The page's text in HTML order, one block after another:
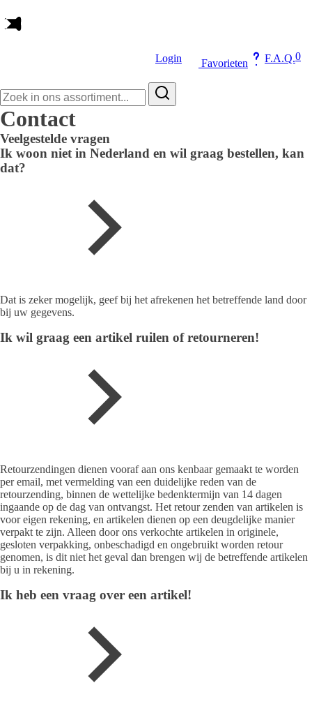
Login Favorieten F.A.Q.0
Zoeken
naar:
Contact
Veelgestelde vragen
Ik woon niet in Nederland en wil graag bestellen, kan
dat?
Dat is zeker mogelijk, geef bij het afrekenen het betreffende land door
bij uw gegevens.
Ik wil graag een artikel ruilen of retourneren!
Retourzendingen dienen vooraf aan ons kenbaar gemaakt te worden
per email, met vermelding van een duidelijke reden van de
retourzending, binnen de wettelijke bedenktermijn van 14 dagen
ingaande op de dag van ontvangst. Het retour zenden van artikelen is
voor eigen rekening, en artikelen dienen op een deugdelijke manier
verpakt te zijn. Alleen door ons verkochte artikelen in originele,
gesloten verpakking, onbeschadigd en ongebruikt worden retour
genomen, is dit niet het geval dan brengen wij de betreffende artikelen
bij u in rekening.
Ik heb een vraag over een artikel!